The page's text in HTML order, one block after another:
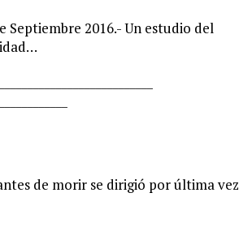
2016.- Un estudio del
de morir se dirigió por última vez